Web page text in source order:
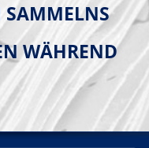
V
WÄHREND A